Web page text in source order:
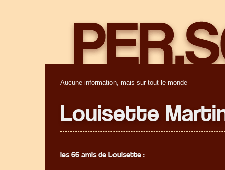
Aucune information, mais sur tout le monde
Louisette
les 66 amis de Louisette :